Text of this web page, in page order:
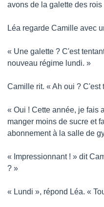
avons de la galette des
Léa regarde Camille avec
« Une galette ? C'est
nouveau régime lundi. »
Camille rit. « Ah oui ? C'est
« Oui ! Cette année, je fais
manger moins de sucre et
abonnement à la salle de
« Impressionnant ! » dit
? »
« Lundi », répond Léa. «